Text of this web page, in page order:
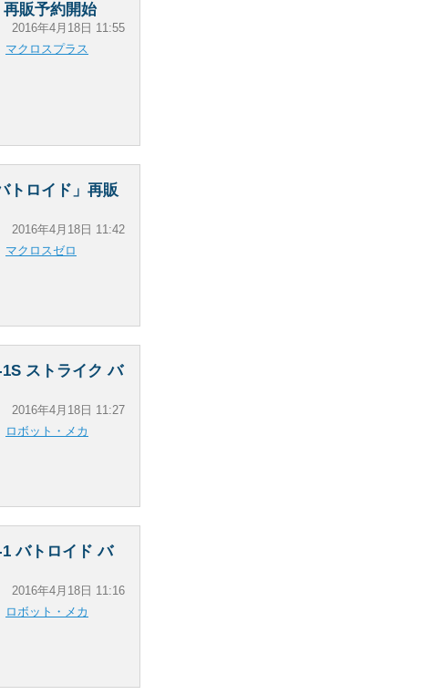
再販予約開始
2016年4月18日 11:55
マクロスプラス
トロイド」再販
2016年4月18日 11:42
マクロスゼロ
ストライク バ
2016年4月18日 11:27
ロボット・メカ
1 バトロイド バ
2016年4月18日 11:16
ロボット・メカ